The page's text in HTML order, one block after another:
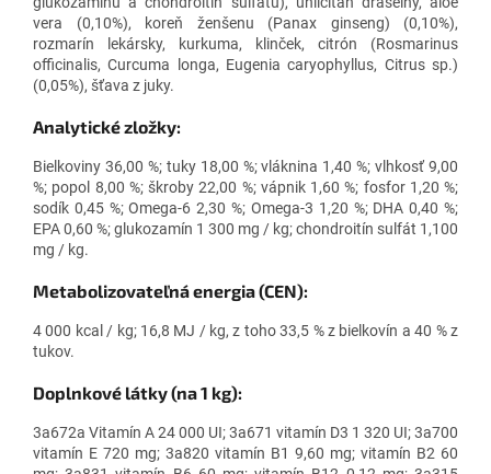
vera (0,10%), koreň ženšenu (Panax ginseng) (0,10%),
rozmarín lekársky, kurkuma, klinček, citrón (Rosmarinus
officinalis, Curcuma longa, Eugenia caryophyllus, Citrus sp.)
(0,05%), šťava z juky.
Analytické zložky:
Bielkoviny 36,00 %; tuky 18,00 %; vláknina 1,40 %; vlhkosť 9,00
%; popol 8,00 %; škroby 22,00 %; vápnik 1,60 %; fosfor 1,20 %;
sodík 0,45 %; Omega-6 2,30 %; Omega-3 1,20 %; DHA 0,40 %;
EPA 0,60 %; glukozamín 1 300 mg / kg; chondroitín sulfát 1,100
mg / kg.
Metabolizovateľná energia (CEN):
4 000 kcal / kg; 16,8 MJ / kg, z toho 33,5 % z bielkovín a 40 % z
tukov.
Doplnkové látky (na 1 kg):
3a672a Vitamín A 24 000 UI; 3a671 vitamín D3 1 320 UI; 3a700
vitamín E 720 mg; 3a820 vitamín B1 9,60 mg; vitamín B2 60